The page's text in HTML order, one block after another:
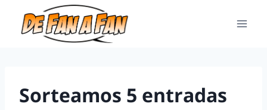
Sorteamos 5 entradas